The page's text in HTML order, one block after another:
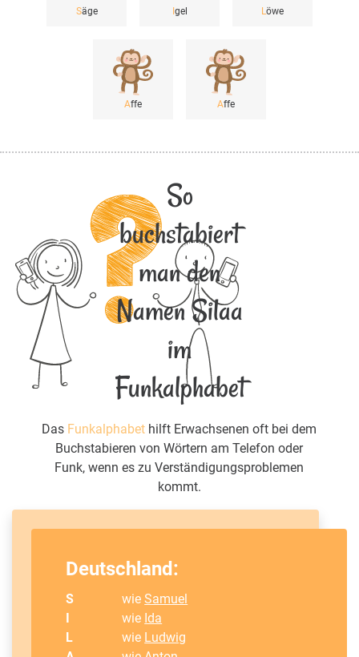
Säge gel Löwe
Affe Affe
So
buchstabiert
man den
Namen Silaa
im
Funkalphabet
Das Funkalphabet hilft Erwachsenen oft bei dem
Buchstabieren von Wörtern am Telefon oder
Funk, wenn es zu Verständigungsproblemen
kommt.
Deutschland:
S wieSamuel
I
wie Ida
L
wie Ludwig